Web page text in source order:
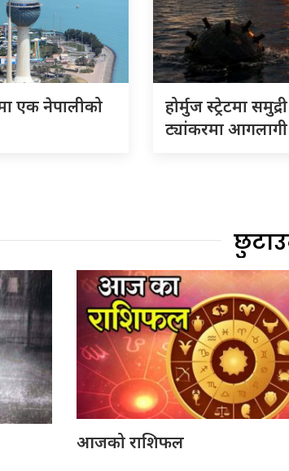
एक नेपालीको
होर्मुज स्ट्रेटमा
ट्यांकरमा आगलागी
आजको राशिफल